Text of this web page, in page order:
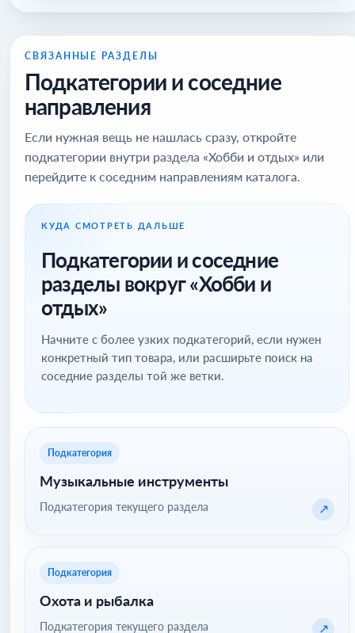
СВЯЗАННЫЕ РАЗДЕЛЫ
Подкатегории и соседние
направления
Если нужная вещь не нашлась сразу, откройте
подкатегории внутри раздела «Хобби и отдых» или
перейдите к соседним направлениям каталога.
КУДА СМОТРЕТЬ ДАЛЬШЕ
Подкатегории и соседние
разделы вокруг «Хобби и
отдых»
Начните с более узких подкатегорий, если нужен
конкретный тип товара, или расширьте поиск на
соседние разделы той же ветки.
Подкатегория
Музыкальные инструменты
Подкатегория текущего раздела ↗
Подкатегория
Охота и рыбалка
Подкатегория текущего раздела ↗